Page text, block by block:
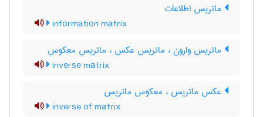
ماتریس اطلاعات
information matrix
ماتریس وارون ، ماتریس عکس ، ماتریس معکوس
inverse matrix
عکس ماتریس ، معکوس ماتریس
inverse of matrix